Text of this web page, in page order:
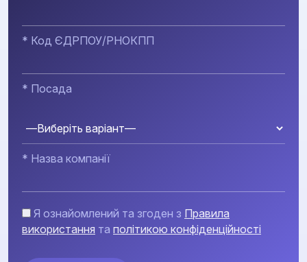
* Код ЄДРПОУ/РНОКПП
* Посада
* Назва компанії
Я ознайомлений та згоден з Правила
використання та політикою конфіденційності